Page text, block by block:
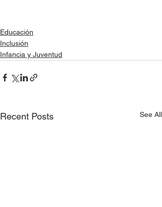
Educación
Inclusión
Infancia y Juventud
Recent Posts See All